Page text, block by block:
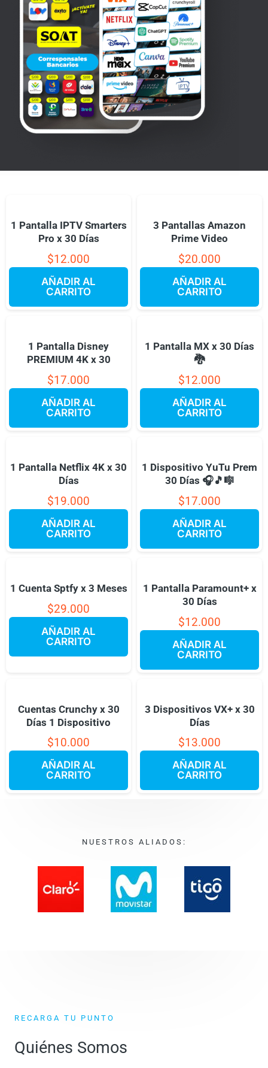
1 Pantalla IPTV Smarters
Pro x 30 Días
$12.000
AÑADIR AL
CARRITO
3 Pantallas Amazon
Prime Video
$20.000
AÑADIR AL
CARRITO
1 Pantalla Disney
PREMIUM 4K x 30
$17.000
AÑADIR AL
CARRITO
1 Pantalla MX x 30 Días
🐉
$12.000
AÑADIR AL
CARRITO
1 Pantalla Netflix 4K x 30
Días
$19.000
AÑADIR AL
CARRITO
1 Dispositivo YuTu Prem
30 Días 🎧🎵🎼
$17.000
AÑADIR AL
CARRITO
1 Cuenta Sptfy x 3 Meses
$29.000
AÑADIR AL
CARRITO
1 Pantalla Paramount+ x
30 Días
$12.000
AÑADIR AL
CARRITO
Cuentas Crunchy x 30
Días 1 Dispositivo
$10.000
AÑADIR AL
CARRITO
3 Dispositivos VX+ x 30
Días
$13.000
AÑADIR AL
CARRITO
NUESTROS ALIADOS:
RECARGA TU PUNTO
Quiénes Somos